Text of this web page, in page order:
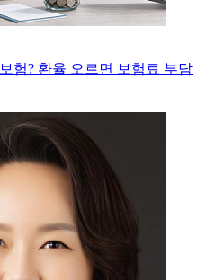
험? 환율 오르면 보험료 부담